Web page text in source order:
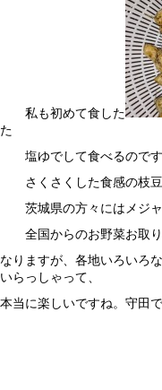
私も初めて食した
た
塩ゆでして食べるのです
さくさくした食感の枝豆
茨城県の方々にはメジャ
全国からのお野菜お取り
なりますが、各地いろいろ
いらっしゃって、
本当に楽しいですね。守田で